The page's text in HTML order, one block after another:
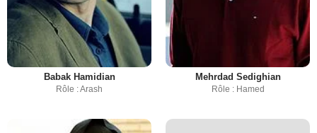
Babak Hamidian
Rôle : Arash
Mehrdad Sedighian
Rôle : Hamed